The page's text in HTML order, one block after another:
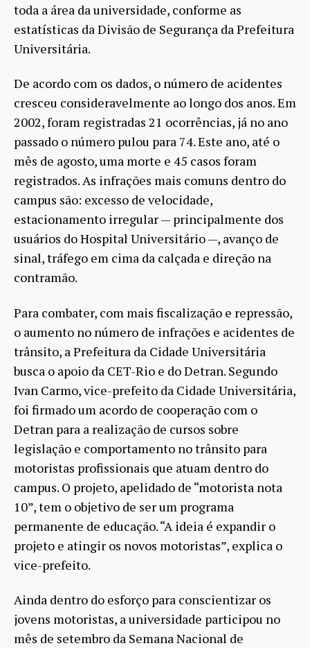
toda a área da universidade, conforme as
estatísticas da Divisão de Segurança da Prefeitura
Universitária.
De acordo com os dados, o número de acidentes
cresceu consideravelmente ao longo dos anos. Em
2002, foram registradas 21 ocorrências, já no ano
passado o número pulou para 74. Este ano, até o
mês de agosto, uma morte e 45 casos foram
registrados. As infrações mais comuns dentro do
campus são: excesso de velocidade,
estacionamento irregular — principalmente dos
usuários do Hospital Universitário —, avanço de
sinal, tráfego em cima da calçada e direção na
contramão.
Para combater, com mais fiscalização e repressão,
o aumento no número de infrações e acidentes de
trânsito, a Prefeitura da Cidade Universitária
busca o apoio da CET-Rio e do Detran. Segundo
Ivan Carmo, vice-prefeito da Cidade Universitária,
foi firmado um acordo de cooperação com o
Detran para a realização de cursos sobre
legislação e comportamento no trânsito para
motoristas profissionais que atuam dentro do
campus. O projeto, apelidado de “motorista nota
10”, tem o objetivo de ser um programa
permanente de educação. “A ideia é expandir o
projeto e atingir os novos motoristas”, explica o
vice-prefeito.
Ainda dentro do esforço para conscientizar os
jovens motoristas, a universidade participou no
mês de setembro da Semana Nacional de